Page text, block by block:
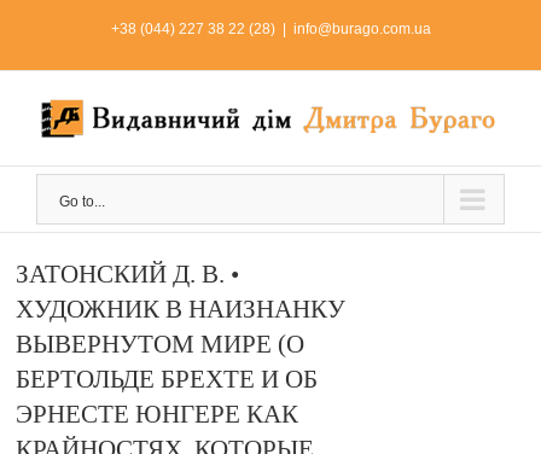
+38 (044) 227 38 22 (28) info@burago.com.ua
Go to...
ЗАТОНСКИЙ Д. В. •
ХУДОЖНИК В НАИЗНАНКУ
ВЫВЕРНУТОМ МИРЕ (О
БЕРТОЛЬДЕ БРЕХТЕ И ОБ
ЭРНЕСТЕ ЮНГЕРЕ КАК